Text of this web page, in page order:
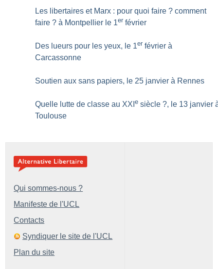
Les libertaires et Marx : pour quoi faire ? comment
faire ? à Montpellier le 1er février
Des lueurs pour les yeux, le 1er février à
Carcassonne
Soutien aux sans papiers, le 25 janvier à Rennes
Quelle lutte de classe au XXIe siècle ?, le 13 janvier
Toulouse
Qui sommes-nous ?
Manifeste de l'UCL
Contacts
Syndiquer le site de l'UCL
Plan du site